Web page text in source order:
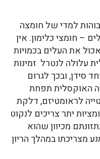
למדי של חומצה
– חומצי כלימון. אין
את העלים בכמויות
עלולה לנטרל זמינות
סידן, ובכך לגרום
האוקסלית תפחת
לראומטיזם, דלקת
יתר צריכים לנקוט
מכיוון שהוא
מצריכתו במהלך הריון